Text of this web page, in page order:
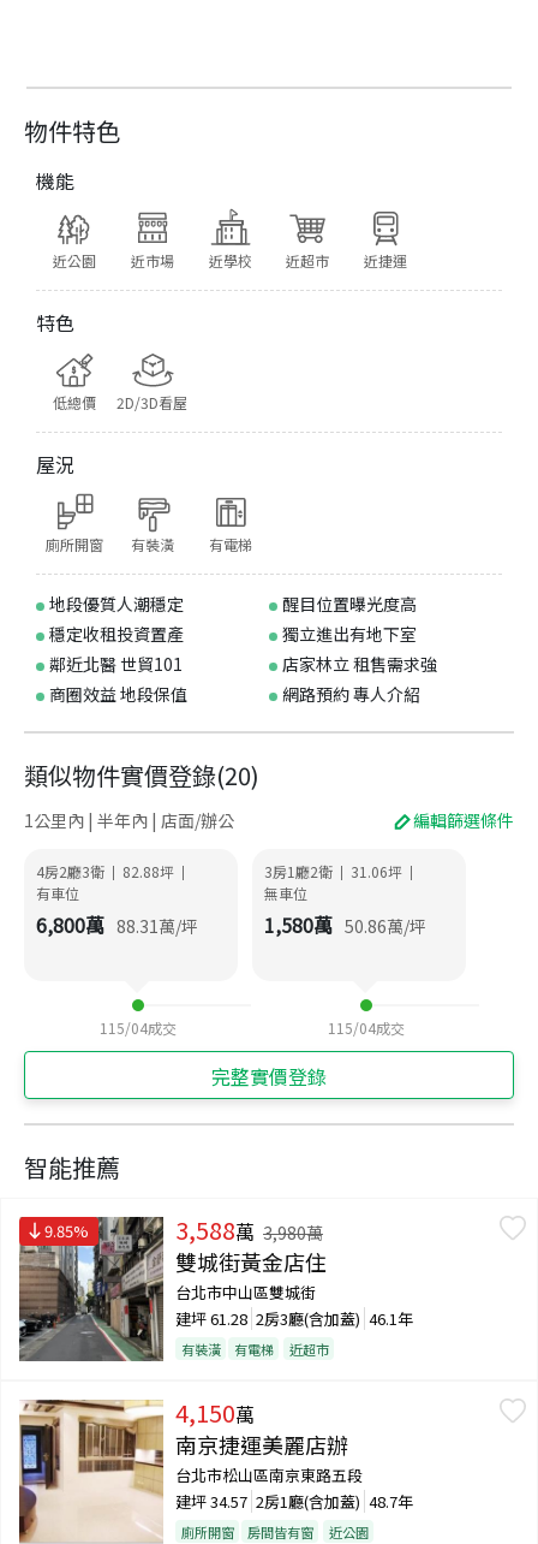
物件特色
機能
近公園 近市場 近學校 近超市 近捷運
特色
低總價 2D/3D看屋
屋況
廁所開窗 有裝潢 有電梯
地段優質人潮穩定
醒目位置曝光度高
穩定收租投資置產
獨立進出有地下室
鄰近北醫 世貿101
店家林立 租售需求強
商圈效益 地段保值
網路預約 專人介紹
類似物件實價登錄(20)
1公里內 | 半年內 | 店面/辦公 編輯篩選條件
4房2廳3衛 | 82.88坪 |
有車位
6,800萬 88.31 萬/坪
115/04成交
3房1廳2衛 | 31.06坪 |
無車位
1,580萬 50.86萬/坪
115/04成交
完整實價登錄
智能推薦
9.85% 3,588萬 3,980萬
雙城街黃金店住
台北市中山區雙城街
建坪61.28 2房3廳(含加蓋) 46.1年
有裝潢 有電梯 近超市
4,150萬
南京捷運美麗店辦
台北市松山區南京東路五段
建坪34.57 2房1廳(含加蓋) 48.7年
廁所開窗 房間皆有窗 近公園